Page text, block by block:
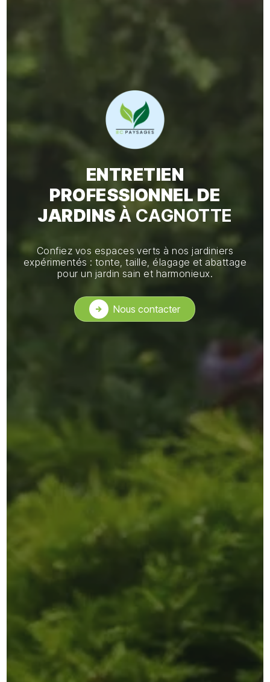
ENTRETIEN
PROFESSIONNEL DE
JARDINS À CAGNOTTE
Confiez vos espaces verts à nos jardiniers
expérimentés : tonte, taille, élagage et abattage
pour un jardin sain et harmonieux.
Nous contacter